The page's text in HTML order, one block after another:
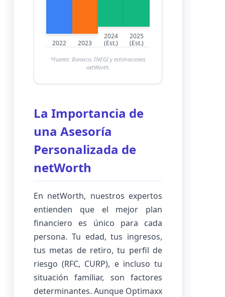
2022 2023
2024
(Est.)
2025
(Est.)
*Fuente: Banxico, INEGI y estimaciones
netWorth.
La Importancia de
una Asesoría
Personalizada de
netWorth
En netWorth, nuestros expertos
entienden que el mejor plan
financiero es único para cada
persona. Tu edad, tus ingresos,
tus metas de retiro, tu perfil de
riesgo (RFC, CURP), e incluso tu
situación familiar, son factores
determinantes. Aunque Optimaxx